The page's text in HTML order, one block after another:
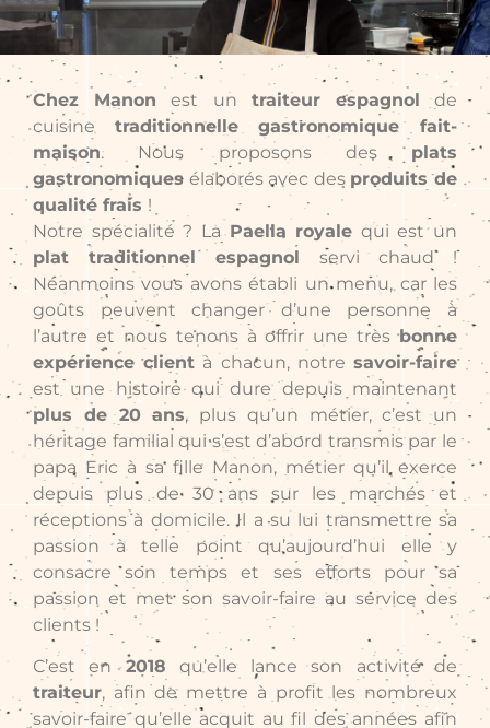
Chez Manon est un traiteur espagnol de
cuisine traditionnelle gastronomique fait-
maison. Nous proposons des plats
gastronomiques élaborés avec des produits de
qualité frais !
Notre spécialité ? La Paella royale qui est un
plat traditionnel espagnol servi chaud !
Néanmoins vous avons établi un menu, car les
goûts peuvent changer d’une personne à
l’autre et nous tenons à offrir une trèsbonne
expérience client à chacun, notresavoir-faire
est une histoire qui dure depuis maintenant
plus de 20 ans, plus qu’un métier, c’est un
héritage familial qui s’est d’abord transmis par le
papa Eric à sa fille Manon, métier qu’il exerce
depuis plus de 30 ans sur les marchés et
réceptions à domicile. Il a su lui transmettre sa
passion à telle point qu’aujourd’hui elle y
consacre son temps et ses efforts pour sa
passion et met son savoir-faire au service des
clients !
C’est en 2018 qu’elle lance son activité de
traiteur, afin de mettre à profit les nombreux
savoir-faire qu’elle acquit au fil des années afin